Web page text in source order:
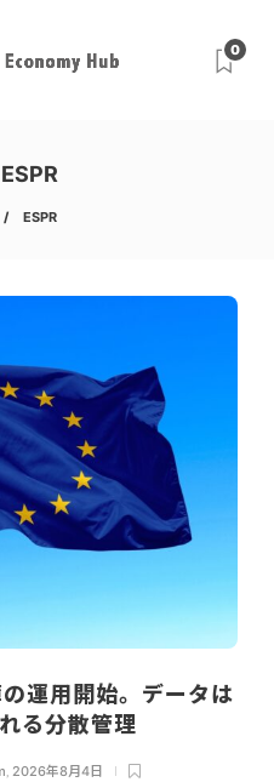
0
ESPR
ESPR
運用開始。データは
る分散管理
, 2026年8月4日